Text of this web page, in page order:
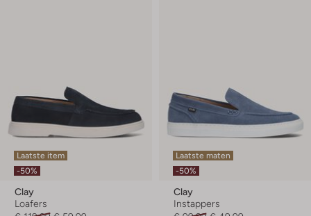
Laatste item
-50%
Clay
Loafers
Laatste maten
-50%
Clay
Instappers